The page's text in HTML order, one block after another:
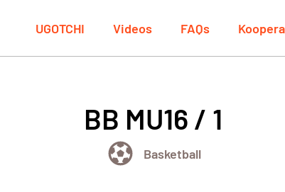
UGOTCHI Videos FAQs
BB MU16 / 1
Basketball